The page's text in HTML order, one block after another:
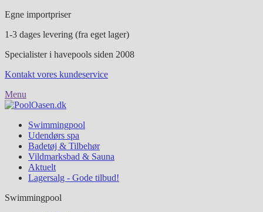
Egne importpriser
1-3 dages levering (fra eget lager)
Specialister i havepools siden 2008
Kontakt vores kundeservice
Menu
Swimmingpool
Udendørs spa
Badetøj & Tilbehør
Vildmarksbad & Sauna
Aktuelt
Lagersalg - Gode tilbud!
Swimmingpool